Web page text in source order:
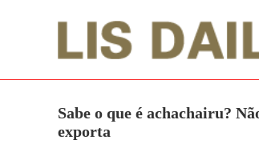
Sabe o que é achachairu?
exporta